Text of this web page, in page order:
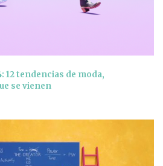
12 tendencias de moda,
se vienen